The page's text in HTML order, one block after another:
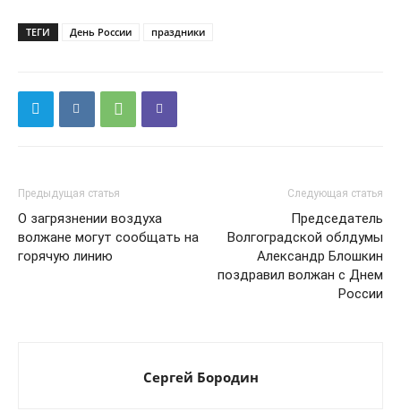
ТЕГИ День России праздники
Предыдущая статья
О загрязнении воздуха
волжане могут сообщать на
горячую линию
Следующая статья
Председатель
Волгоградской облдумы
Александр Блошкин
поздравил волжан с Днем
России
Сергей Бородин